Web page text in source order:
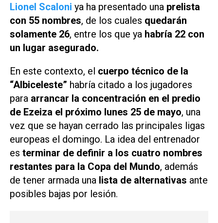
Lionel Scaloni ya ha presentado una prelista
con 55 nombres, de los cuales quedarán
solamente 26, entre los que ya habría 22 con
un lugar asegurado.
En este contexto, el cuerpo técnico de la
“Albiceleste” habría citado a los jugadores
para arrancar la concentración en el predio
de Ezeiza el próximo lunes 25 de mayo, una
vez que se hayan cerrado las principales ligas
europeas el domingo. La idea del entrenador
es terminar de definir a los cuatro nombres
restantes para la Copa del Mundo, además
de tener armada una lista de alternativas ante
posibles bajas por lesión.